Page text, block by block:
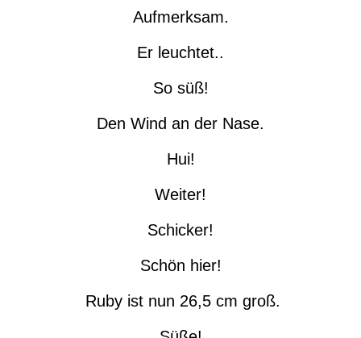
Aufmerksam.
Er leuchtet..
So süß!
Den Wind an der Nase.
Hui!
Weiter!
Schicker!
Schön hier!
Ruby ist nun 26,5 cm groß.